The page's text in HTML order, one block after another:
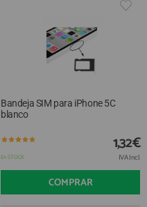
Bandeja SIM para iPhone 5C
blanco
En STOCK
1,32€
IVA Incl.
COMPRAR